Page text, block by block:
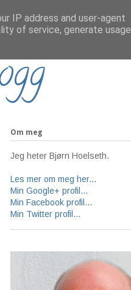
Om meg
Jeg heter Bjørn Hoelseth.
Les mer om meg her...
Min Google+ profil...
Min Facebook profil...
Min Twitter profil...
IP address and user-agent
of service, generate usage